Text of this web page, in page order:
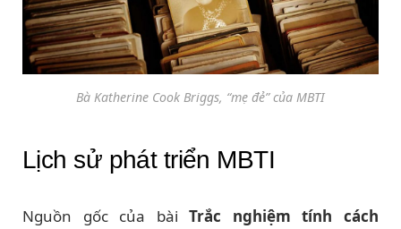
Bà Katherine Cook Briggs, “mẹ đẻ” của MBTI
Lịch sử phát triển MBTI
Nguồn gốc của bàiTrắc nghiệm tính cách